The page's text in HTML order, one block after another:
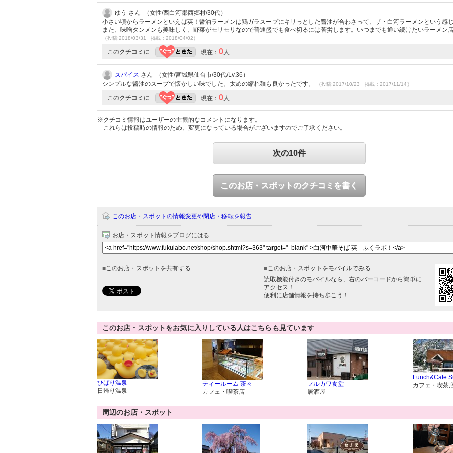
ゆう さん （女性/西白河郡西郷村/30代）
小さい頃からラーメンといえば英！醤油ラーメンは鶏ガラスープにキリっとした醤油が合わさって、ザ・白河ラーメンという感じ
また、味噌タンメンも美味しく、野菜がモリモリなので普通盛でも食べ切るには苦労します。いつまでも通い続けたいラーメン店
（投稿:2018/03/31 掲載：2018/04/02）
このクチコミに 現在： 0人
スパイス さん （女性/宮城県仙台市/30代/Lv.36）
シンプルな醤油のスープで懐かしい味でした。太めの縮れ麺も良かったです。
（投稿:2017/10/23 掲載：2017/11/14）
このクチコミに 現在： 0人
※クチコミ情報はユーザーの主観的なコメントになります。
これらは投稿時の情報のため、変更になっている場合がございますのでご了承ください。
次の10件
このお店・スポットのクチコミを書く
このお店・スポットの情報変更や閉店・移転を報告
お店・スポット情報をブログにはる
■このお店・スポットを共有する ■このお店・スポットをモバイルでみる
読取機能付きのモバイルなら、右のバーコードから簡単に
アクセス！
便利に店舗情報を持ち歩こう！
このお店・スポットをお気に入りしている人はこちらも見ています
ひばり温泉
日帰り温泉
ティールーム 茶々
カフェ・喫茶店
フルカワ食堂
居酒屋
Lunch&Cafe
カフェ・喫茶
周辺のお店・スポット